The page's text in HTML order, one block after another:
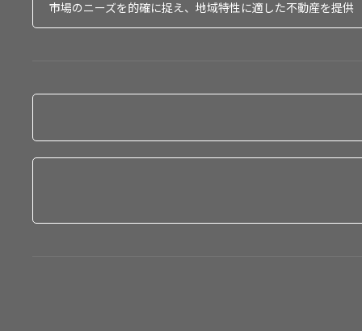
市場のニーズを的確に捉え、地域特性に適した不動産を提供